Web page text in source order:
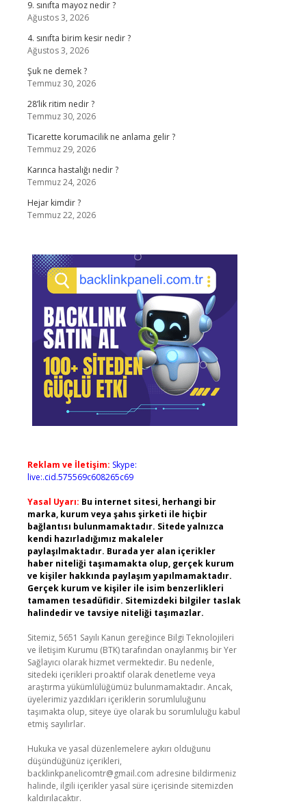
9. sınıfta mayoz nedir ?
Ağustos 3, 2026
4. sınıfta birim kesir nedir ?
Ağustos 3, 2026
Şuk ne demek ?
Temmuz 30, 2026
28’lik ritim nedir ?
Temmuz 30, 2026
Ticarette korumacilik ne anlama gelir ?
Temmuz 29, 2026
Karınca hastalığı nedir ?
Temmuz 24, 2026
Hejar kimdir ?
Temmuz 22, 2026
Reklam ve İletişim: Skype:
live:.cid.575569c608265c69
Yasal Uyarı: Bu internet sitesi, herhangi bir
marka, kurum veya şahıs şirketi ile hiçbir
bağlantısı bulunmamaktadır. Sitede yalnızca
kendi hazırladığımız makaleler
paylaşılmaktadır. Burada yer alan içerikler
haber niteliği taşımamakta olup, gerçek kurum
ve kişiler hakkında paylaşım yapılmamaktadır.
Gerçek kurum ve kişiler ile isim benzerlikleri
tamamen tesadüfidir. Sitemizdeki bilgiler taslak
halindedir ve tavsiye niteliği taşımazlar.
Sitemiz, 5651 Sayılı Kanun gereğince Bilgi Teknolojileri
ve İletişim Kurumu (BTK) tarafından onaylanmış bir Yer
Sağlayıcı olarak hizmet vermektedir. Bu nedenle,
sitedeki içerikleri proaktif olarak denetleme veya
araştırma yükümlülüğümüz bulunmamaktadır. Ancak,
üyelerimiz yazdıkları içeriklerin sorumluluğunu
taşımakta olup, siteye üye olarak bu sorumluluğu kabul
etmiş sayılırlar.
Hukuka ve yasal düzenlemelere aykırı olduğunu
düşündüğünüz içerikleri,
backlinkpanelicomtr@gmail.com adresine bildirmeniz
halinde, ilgili içerikler yasal süre içerisinde sitemizden
kaldırılacaktır.